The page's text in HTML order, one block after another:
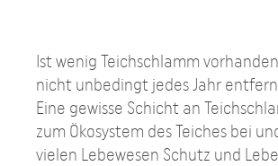
Ist wenig Teichschlamm
nicht unbedingt jedes Jahr
Eine gewisse Schicht an
zum Ökosystem des Teiches bei
vielen Lebewesen Schutz und